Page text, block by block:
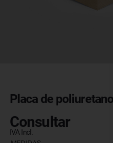
Placa de
Consultar
IVA Incl.